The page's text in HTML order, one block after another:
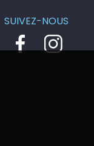
SUIVEZ-NOUS